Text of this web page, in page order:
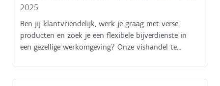
2025
Ben jij klantvriendelijk, werk je graag met verse
producten en zoek je een flexibele bijverdienste in
een gezellige werkomgeving? Onze vishandel te
flexibasis om ons team te versterken!